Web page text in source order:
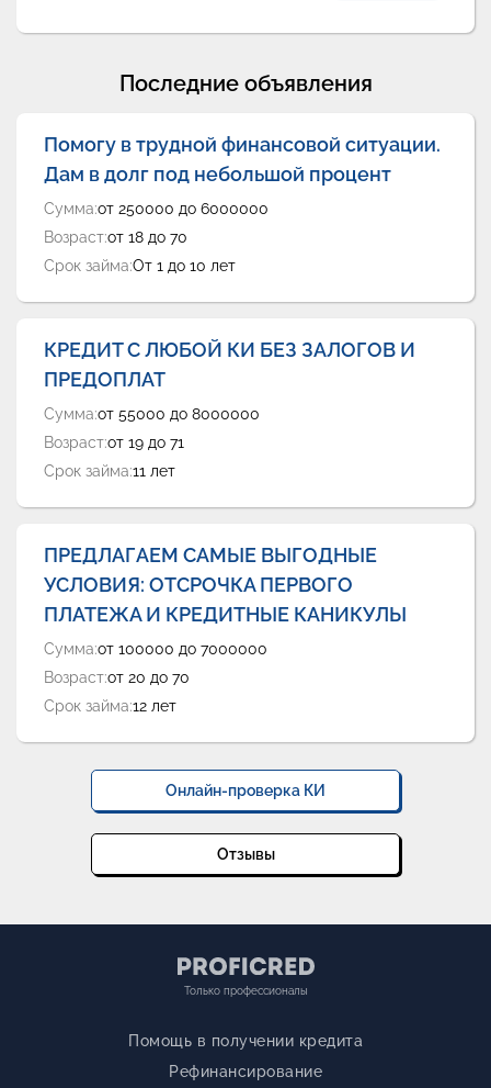
Последние объявления
Помогу в трудной финансовой ситуации.
Дам в долг под небольшой процент
Сумма:от 250000 до 6000000
Возраст:от 18 до 70
Срок займа:От 1 до 10 лет
КРЕДИТ С ЛЮБОЙ КИ БЕЗ ЗАЛОГОВ И
ПРЕДОПЛАТ
Сумма:от 55000 до 8000000
Возраст:от 19 до 71
Срок займа:11 лет
ПРЕДЛАГАЕМ САМЫЕ ВЫГОДНЫЕ
УСЛОВИЯ: ОТСРОЧКА ПЕРВОГО
ПЛАТЕЖА И КРЕДИТНЫЕ КАНИКУЛЫ
Сумма:от 100000 до 7000000
Возраст:от 20 до 70
Срок займа:12 лет
Онлайн-проверка КИ
Отзывы
Только профессионалы
Помощь в получении кредита
Рефинансирование